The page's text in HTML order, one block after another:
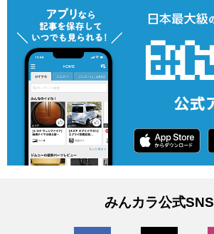
みんカラ公式SNS